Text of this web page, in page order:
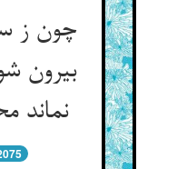
چون ز
بیرون
نماند